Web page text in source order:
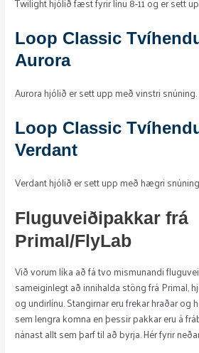
Loop Classic
Aurora
Aurora hjólið er sett upp með vinstri snúning.
Loop Classic
Verdant
Verdant hjólið er sett upp með hægri
Fluguveiðipakkar frá
Primal/FlyLab
Við vorum líka að fá tvo mismunandi
sameiginlegt að innihalda stöng frá Primal,
og undirlínu. Stangirnar eru frekar hraðar og
sem lengra komna en þessir pakkar eru á
nánast allt sem þarf til að byrja. Hér fyrir